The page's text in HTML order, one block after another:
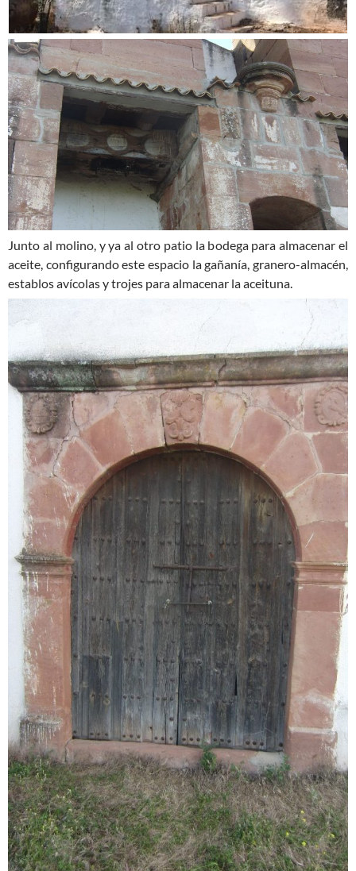
Junto al molino, y ya al otro patio la bodega para almacenar el
aceite, configurando este espacio la gañanía, granero-almacén,
establos avícolas y trojes para almacenar la aceituna.